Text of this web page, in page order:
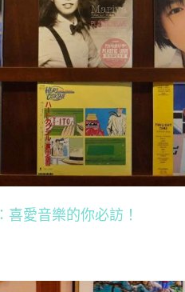
喜愛音樂的你必訪！